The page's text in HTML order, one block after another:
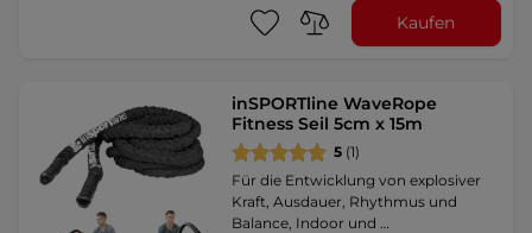
Kaufen
inSPORTline WaveRope
Fitness Seil 5cm x 15m
5 (1)
Für die Entwicklung von explosiver
Kraft, Ausdauer, Rhythmus und
Balance, Indoor und …